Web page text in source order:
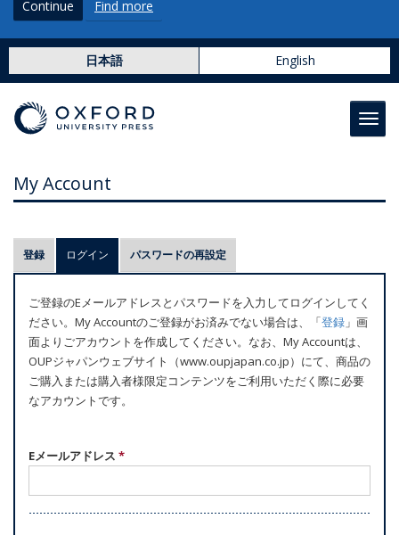
Continue Find more
日本語 English
My Account
プ
ラ
マ
リ
ー
タ
ブ
登録 ログイン (アクティブなタブ)
パスワードの再設定
ご登録のEメールアドレスとパスワードを入力してログインしてく
ださい。My Accountのご登録がお済みでない場合は、「登録 」画
面よりごアカウントを作成してください。なお、My Accountは、
OUPジャパンウェブサイト（www.oupjapan.co.jp）にて、商品の
ご購入または購入者様限定コンテンツをご利用いただく際に必要
なアカウントです。
Eメールアドレス *